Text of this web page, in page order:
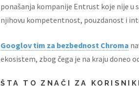
ponašanja kompanije Entrust koje nije u
njihovu kompetentnost, pouzdanost i
Googlov tim za bezbednost Chroma
ekosistem, zbog čega je na kraju doneo
ŠTA TO ZNAČI ZA